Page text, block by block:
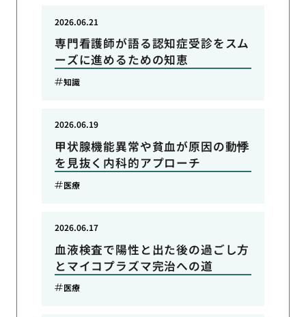
専門看護師が語る認知症受診をスム
ーズに進めるための知恵
2026.06.21
知識
甲状腺機能異常や貧血が原因の動悸
を見抜く内科的アプローチ
2026.06.19
医療
血液検査で陽性と出た後の過ごし方
とマイコプラズマ完治への道
2026.06.17
医療